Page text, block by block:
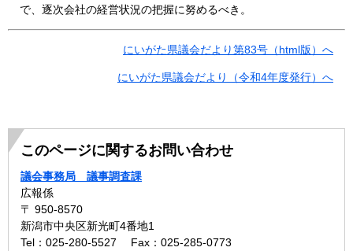
で、逐次会社の経営状況の把握に努めるべき。
にいがた県議会だより第83号（html版）へ
にいがた県議会だより（令和4年度発行）へ
このページに関するお問い合わせ
議会事務局 議事調査課
広報係
〒 950-8570
新潟市中央区新光町4番地1
Tel：025-280-5527
Fax：025-285-0773